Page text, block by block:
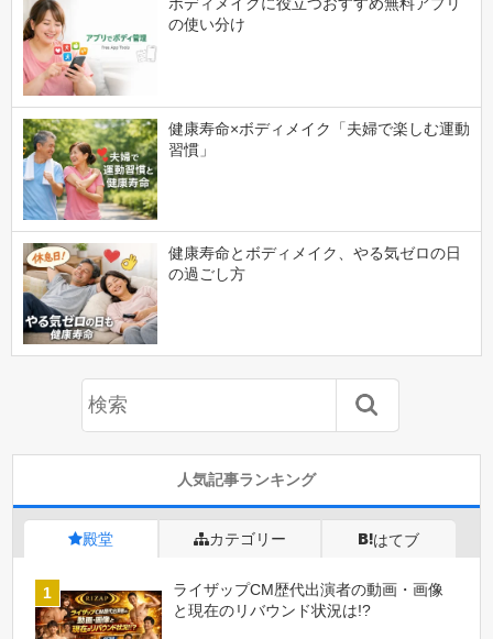
ボディメイクに役立つおすすめ無料アプリ
の使い分け
健康寿命×ボディメイク「夫婦で楽しむ運動
習慣」
健康寿命とボディメイク、やる気ゼロの日
の過ごし方
人気記事ランキング
殿堂 カテゴリー はてブ
ライザップCM歴代出演者の動画・画像
と現在のリバウンド状況は!?